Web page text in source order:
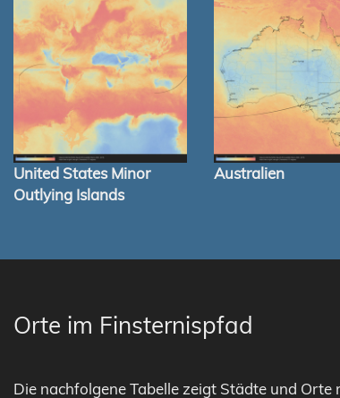
United States Minor
Outlying Islands
Australien
Orte im Finsternispfad
Die nachfolgene Tabelle zeigt Städte und